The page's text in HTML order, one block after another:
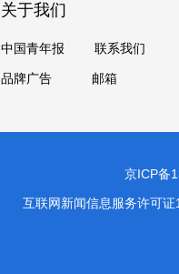
关于我们
中国青年报 联系我们
品牌广告 邮箱
京ICP备
互联网新闻信息服务许可